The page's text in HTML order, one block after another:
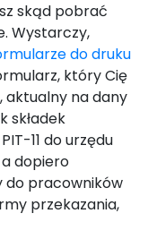
skąd pobrać
Wystarczy,
do druku
który Cię
aktualny na dany
składek
11 do urzędu
dopiero
do pracowników
przekazania,